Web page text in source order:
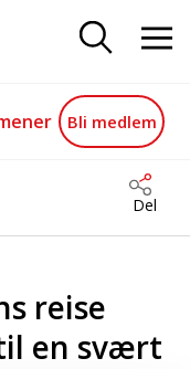
reise
Bli medlem
Del
reise
en svært